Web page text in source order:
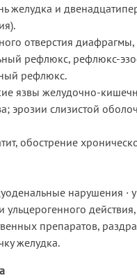
желудка и
отверстия диафрагмы,
рефлюкс, рефлюкс-
рефлюкс.
язвы желудочно-
эрозии слизистой
обострение
нарушения ·
действия,
препаратов,
желудка.